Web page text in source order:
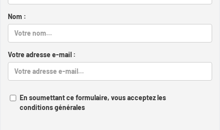
Nom :
Votre adresse e-mail :
En soumettant ce formulaire, vous acceptez les
conditions générales